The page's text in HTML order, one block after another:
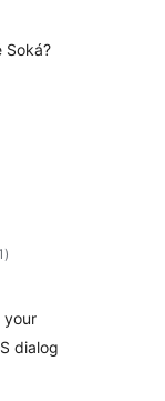
Soká?
總
評)
your
dialog